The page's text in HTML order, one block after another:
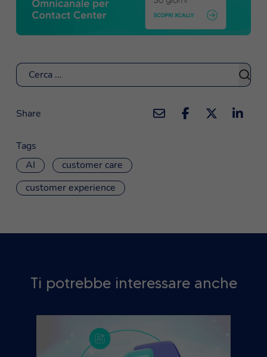
Cerca
Share
Tags
AI
customer care
customer experience
Ti potrebbe interessare anche